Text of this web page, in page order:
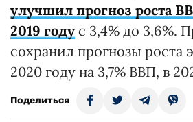
улучшил прогноз роста
2019 году c 3,4% до 3,6%.
сохранил прогнозы роста
2020 году на 3,7% ВВП, в
Поделиться